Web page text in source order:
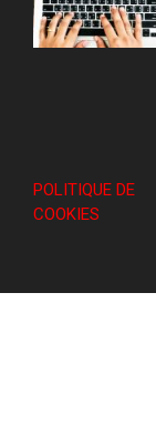
POLITIQUE DE
COOKIES